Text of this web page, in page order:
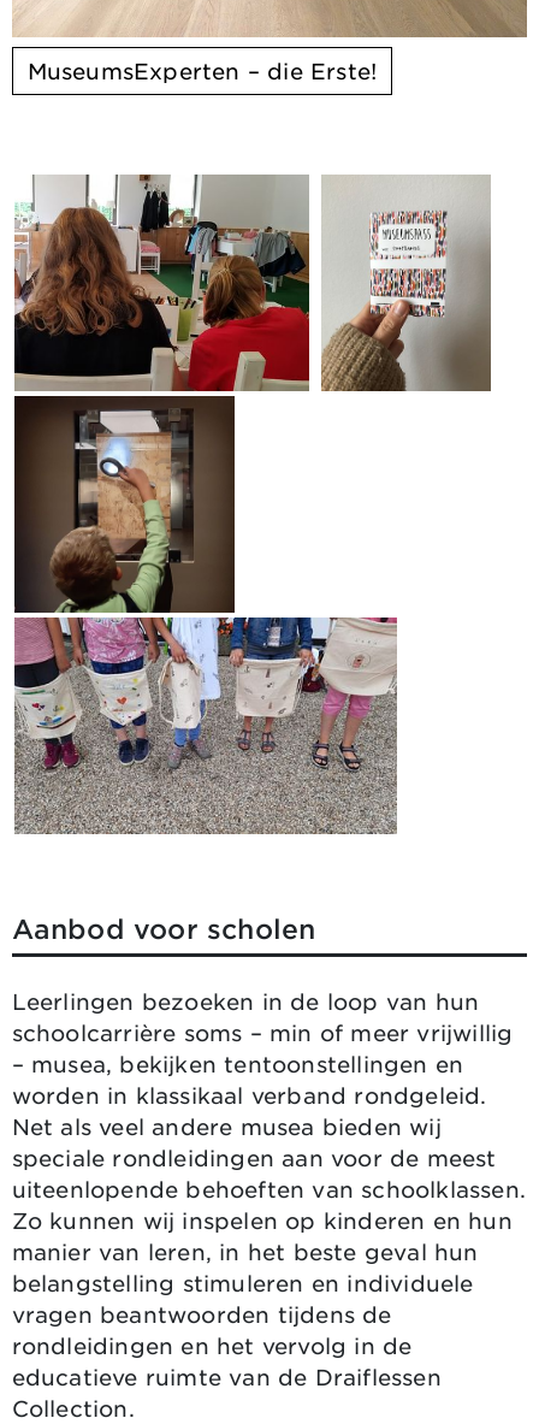
MuseumsExperten – die Erste!
Aanbod voor scholen
Leerlingen bezoeken in de loop van hun
schoolcarrière soms – min of meer vrijwillig
– musea, bekijken tentoonstellingen en
worden in klassikaal verband rondgeleid.
Net als veel andere musea bieden wij
speciale rondleidingen aan voor de meest
uiteenlopende behoeften van schoolklassen.
Zo kunnen wij inspelen op kinderen en hun
manier van leren, in het beste geval hun
belangstelling stimuleren en individuele
vragen beantwoorden tijdens de
rondleidingen en het vervolg in de
educatieve ruimte van de Draiflessen
Collection.